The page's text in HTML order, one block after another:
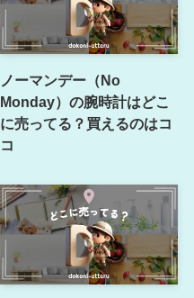
ノーマンデー（No
Monday）の腕時計はどこ
に売ってる？買えるのはコ
コ